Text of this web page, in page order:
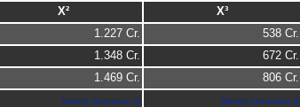
X² X³
1.227 Cr. 538 Cr.
1.348 Cr. 672 Cr.
1.469 Cr. 806 Cr.
kleiner Container S kleiner Container S